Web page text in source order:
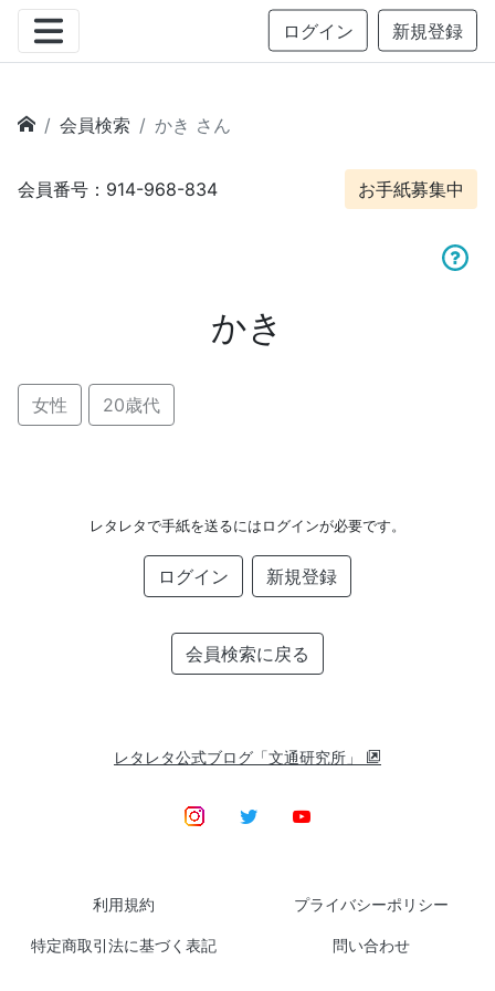
ログイン 新規登録
会員検索 かき さん
会員番号：914-968-834 お手紙募集中
かき
女性 20歳代
レタレタで手紙を送るにはログインが必要です。
ログイン 新規登録
会員検索に戻る
レタレタ公式ブログ「文通研究所」
利用規約 プライバシーポリシー
特定商取引法に基づく表記 問い合わせ